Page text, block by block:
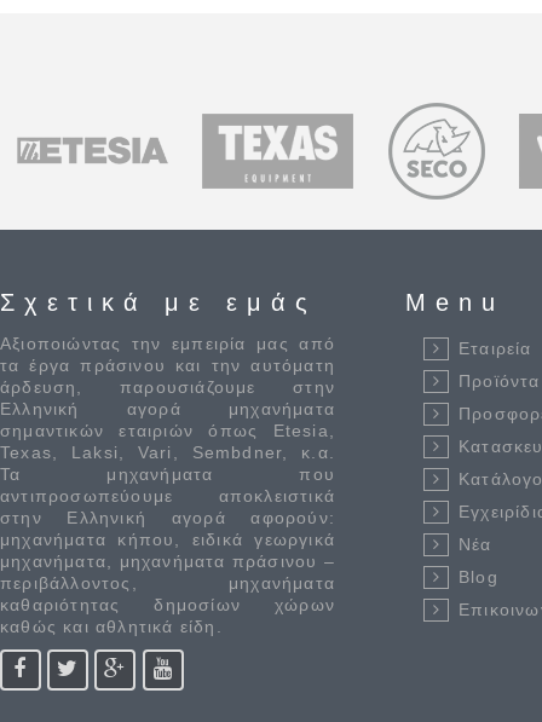
Σχετικά με εμάς
Αξιοποιώντας την εμπειρία μας από
τα έργα πράσινου και την αυτόματη
άρδευση, παρουσιάζουμε στην
Ελληνική αγορά μηχανήματα
σημαντικών εταιριών όπως Etesia,
Texas, Laksi, Vari, Sembdner, κ.α.
Τα μηχανήματα που
αντιπροσωπεύουμε αποκλειστικά
στην Ελληνική αγορά αφορούν:
μηχανήματα κήπου, ειδικά γεωργικά
μηχανήματα, μηχανήματα πράσινου –
περιβάλλοντος, μηχανήματα
καθαριότητας δημοσίων χώρων
καθώς και αθλητικά είδη.
Menu
Εταιρεία
Προϊόντα
Νέα
Blog